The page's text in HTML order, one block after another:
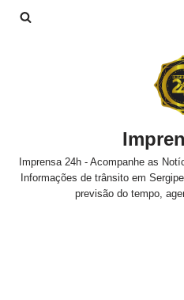
Imprensa 24h - Acompanhe as
Informações de trânsito em
previsão do tempo,